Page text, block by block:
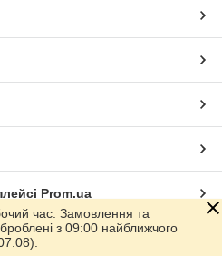
Prom.ua
час. Замовлення та
з 09:00 найближчого